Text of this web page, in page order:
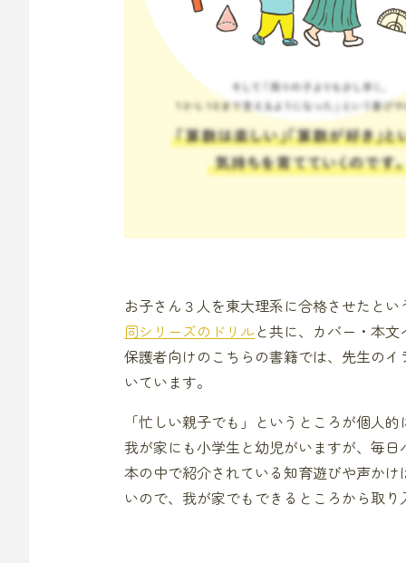
お子さん３人を東大理系に合格させたと
同シリーズのドリルと共に、カバー・本
保護者向けのこちらの書籍では、先生の
いています。
「忙しい親子でも」というところが個人
我が家にも小学生と幼児がいますが、毎
本の中で紹介されている知育遊びや声か
いので、我が家でもできるところから取